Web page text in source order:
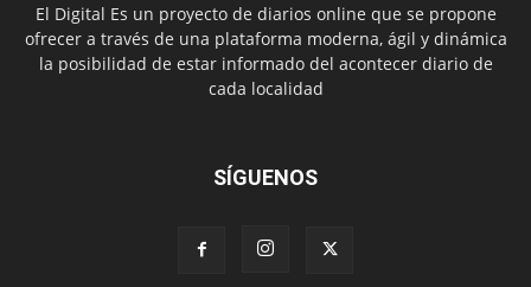
El Digital Es un proyecto de diarios online que se propone
ofrecer a través de una plataforma moderna, ágil y dinámica
la posibilidad de estar informado del acontecer diario de
cada localidad
SÍGUENOS